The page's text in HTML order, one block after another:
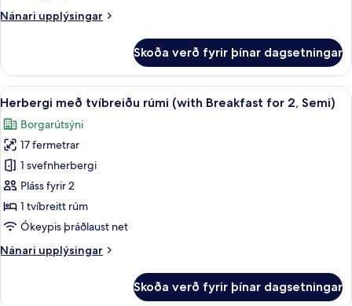
útsýni
Nánari upplýsingar
Nánari
herbergi
með
tvíbreiðu
-
útsýni
yfir
almenningsgarð
Skoða verð fyrir þínar dagsetningar
Skoða
allar
myndir
fyrir
Herbergi
með
tvíbreiðu
rúmi
Breakfast
Rúmföt af bestu gerð, dúnsængur,
6
Herbergi með tvíbreiðu rúmi (with Breakfast for 2, Semi)
Borgarútsýni
17 fermetrar
1 svefnherbergi
Pláss fyrir 2
1 tvíbreitt rúm
Ókeypis þráðlaust net
Nánari upplýsingar
Nánari
Skoða verð fyrir þínar dagsetningar